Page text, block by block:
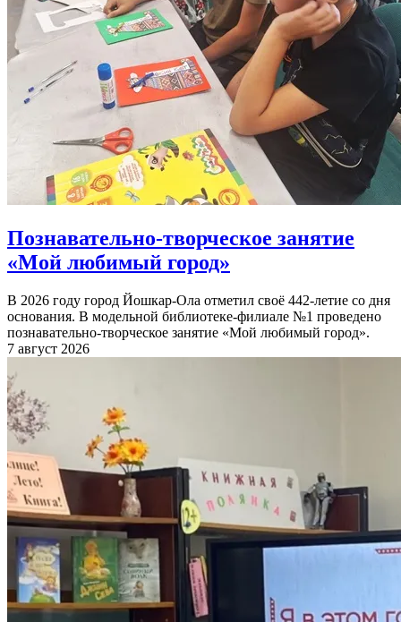
Познавательно-творческое занятие
«Мой любимый город»
В 2026 году город Йошкар-Ола отметил своё 442-летие со дня
основания. В модельной библиотеке-филиале №1 проведено
познавательно-творческое занятие «Мой любимый город».
7 август 2026